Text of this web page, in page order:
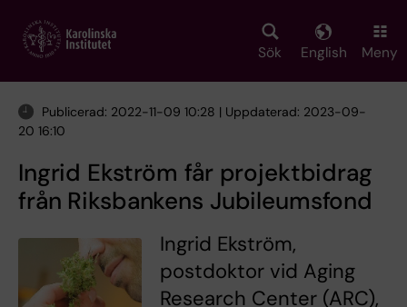
main
Sök English Meny
Publicerad: 2022-11-09 10:28 | Uppdaterad: 2023-09-
20 16:10
Ingrid Ekström får projektbidrag
från Riksbankens Jubileumsfond
Ingrid Ekström,
postdoktor vid Aging
Research Center (ARC),